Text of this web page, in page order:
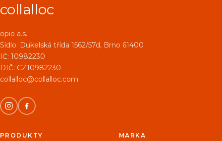
collalloc
opio a.s.
Sídlo: Dukelská třída 1562/57d, Brno 61400
IČ: 10982230
DIČ: CZ10982230
collalloc@collalloc.com
PRODUKTY MARKA